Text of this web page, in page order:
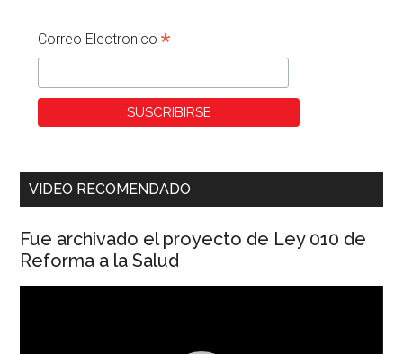
Correo Electronico*
VIDEO RECOMENDADO
Fue archivado el proyecto de Ley 010 de
Reforma a la Salud